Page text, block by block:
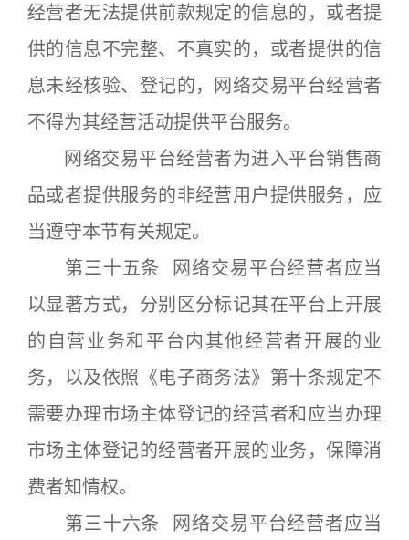
经营者无法提供前款规定的信息的，或者提
供的信息不完整、不真实的，或者提供的信
息未经核验、登记的，网络交易平台经营者
不得为其经营活动提供平台服务。
网络交易平台经营者为进入平台销售商
品或者提供服务的非经营用户提供服务，应
当遵守本节有关规定。
第三十五条 网络交易平台经营者应当
以显著方式，分别区分标记其在平台上开展
的自营业务和平台内其他经营者开展的业
务，以及依照《电子商务法》第十条规定不
需要办理市场主体登记的经营者和应当办理
市场主体登记的经营者开展的业务，保障消
费者知情权。
第三十六条 网络交易平台经营者应当